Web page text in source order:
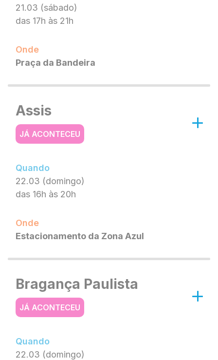
21.03 (sábado)
das 17h às 21h
Onde
Praça da Bandeira
Assis
JÁ ACONTECEU
Quando
22.03 (domingo)
das 16h às 20h
Onde
Estacionamento da Zona Azul
Bragança Paulista
JÁ ACONTECEU
Quando
22.03 (domingo)